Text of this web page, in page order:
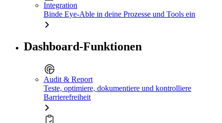
Integration
Binde Eye-Able in deine Prozesse und Tools ein
Dashboard-Funktionen
Audit & Report
Teste, optimiere, dokumentiere und kontrolliere
Barrierefreiheit